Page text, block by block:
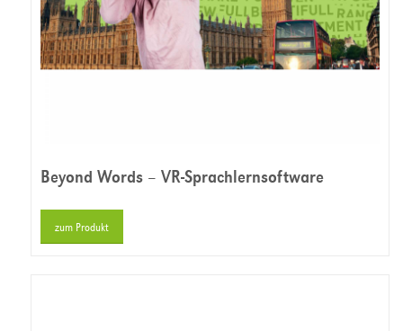
Beyond Words – VR-Sprachlernsoftware
zum Produkt